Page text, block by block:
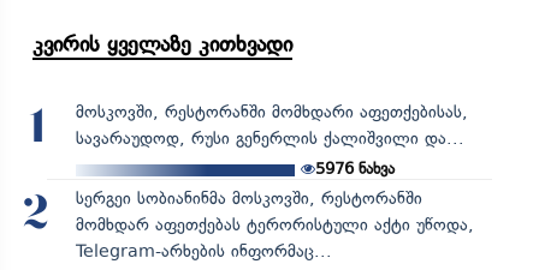
კვირის ყველაზე კითხვადი
1
მოსკოვში, რესტორანში მომხდარი აფეთქებისას,
სავარაუდოდ, რუსი გენერლის ქალიშვილი და...
5976ნახვა
2
სერგეი სობიანინმა მოსკოვში, რესტორანში
მომხდარ აფეთქებას ტერორისტული აქტი უწოდა,
Telegram-არხების ინფორმაც...